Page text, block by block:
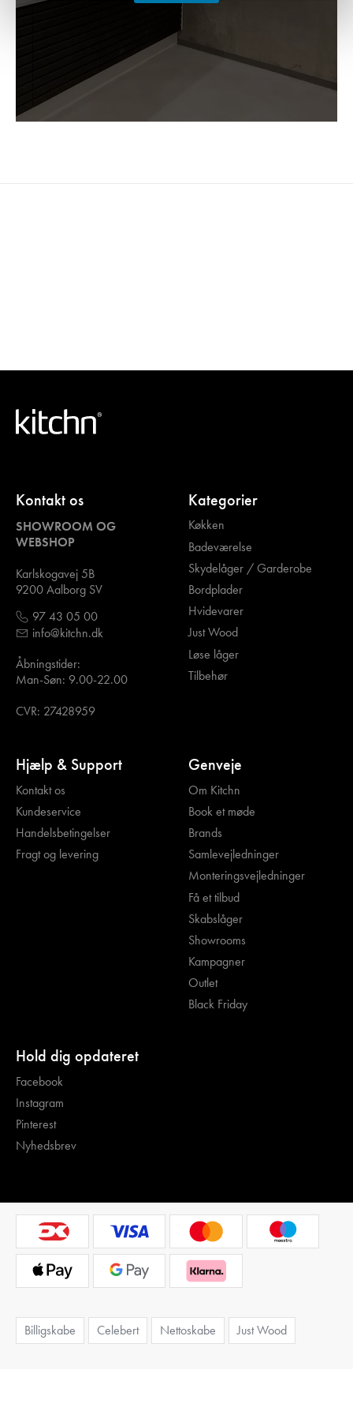
Kontakt os
SHOWROOM OG
WEBSHOP
Karlskogavej 5B
9200 Aalborg SV
97 43 05 00
info@kitchn.dk
Åbningstider:
Man-Søn: 9.00-22.00
CVR: 27428959
Kategorier
Køkken
Badeværelse
Skydelåger / Garderobe
Bordplader
Hvidevarer
Just Wood
Løse låger
Tilbehør
Hjælp & Support
Kontakt os
Kundeservice
Handelsbetingelser
Fragt og levering
Genveje
Om Kitchn
Book et møde
Brands
Samlevejledninger
Monteringsvejledninger
Få et tilbud
Skabslåger
Showrooms
Kampagner
Outlet
Black Friday
Hold dig opdateret
Facebook
Instagram
Pinterest
Nyhedsbrev
Billigskabe Celebert Nettoskabe Just Wood